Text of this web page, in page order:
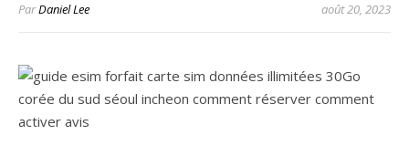
ParDaniel Lee août 20, 2023